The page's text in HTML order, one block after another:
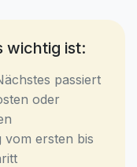
wichtig ist:
passiert
oder
ersten bis